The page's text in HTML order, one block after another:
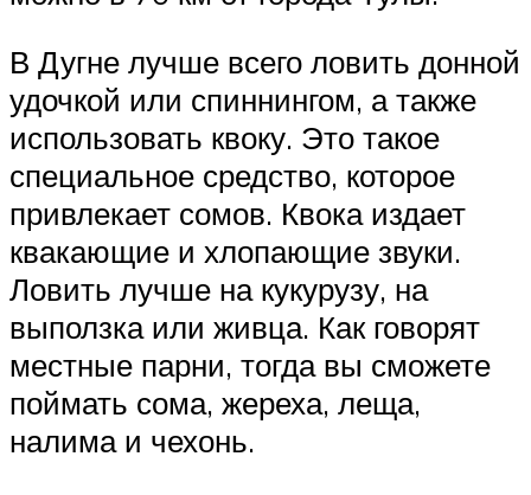
В Дугне лучше всего ловить донной
удочкой или спиннингом, а также
использовать квоку. Это такое
специальное средство, которое
привлекает сомов. Квока издает
квакающие и хлопающие звуки.
Ловить лучше на кукурузу, на
выползка или живца. Как говорят
местные парни, тогда вы сможете
поймать сома, жереха, леща,
налима и чехонь.